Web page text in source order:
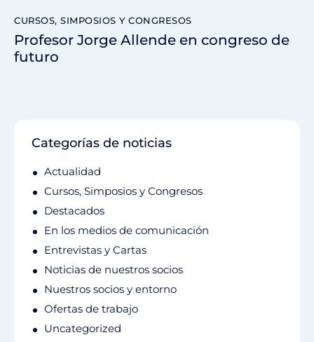
CURSOS, SIMPOSIOS Y CONGRESOS
Profesor Jorge Allende en congreso de
futuro
Categorías de noticias
Actualidad
Cursos, Simposios y Congresos
Destacados
En los medios de comunicación
Entrevistas y Cartas
Noticias de nuestros socios
Nuestros socios y entorno
Ofertas de trabajo
Uncategorized